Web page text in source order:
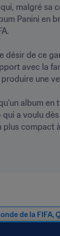
malgré sa
Panini en
de ce
avec la
une
album
a voulu
de la FIFA,